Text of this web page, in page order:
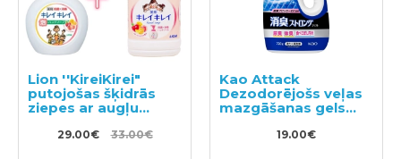
Lion ''KireiKirei"
putojošas šķidrās
ziepes ar augļu
aromātu 250ml +
pildviela 800ml
29.00€ 33.00€
Kao Attack
Dezodorējošs veļas
mazgāšanas gels
19.00€